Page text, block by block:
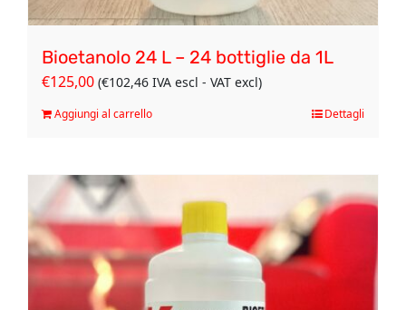
Bioetanolo 24 L – 24 bottiglie da 1L
€125,00 (€102,46 IVA escl - VAT excl)
Aggiungi al carrello Dettagli